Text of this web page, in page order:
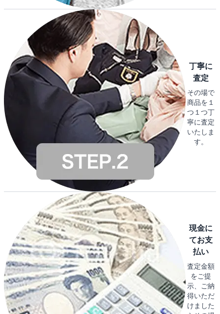
丁寧に
査定
その場で
商品を１
つ１つ丁
寧に査定
いたしま
す。
現金に
てお支
払い
査定金額
をご提
示、ご納
得いただ
けました